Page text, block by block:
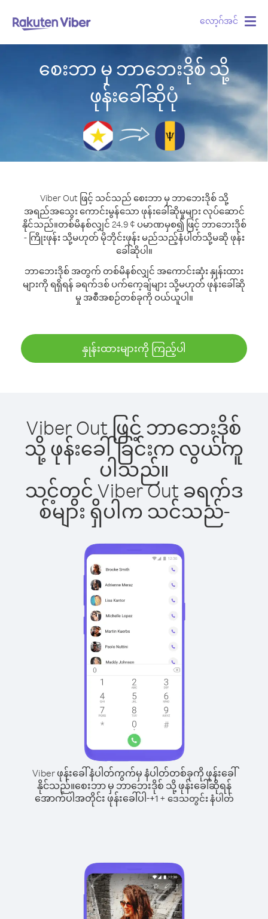
လော့ဂ်အင်
စေးဘာ မှ ဘာဘေးဒိုစ် သို့
ဖုန်းခေါ်ဆိုပုံ
Viber Out ဖြင့် သင်သည် စေးဘာ မှ ဘာဘေးဒိုစ် သို့
အရည်အသွေး ကောင်းမွန်သော ဖုန်းခေါ်ဆိုမှုများ လုပ်ဆောင်
နိုင်သည်။တစ်မိနစ်လျှင် 24.9 ¢ ပမာဏမှစ၍ ဖြင့် ဘာဘေးဒိုစ်
- ကြိုးဖုန်း သို့မဟုတ် မိုဘိုင်းဖုန်း မည်သည့်နံပါတ်သို့မဆို ဖုန်း
ခေါ်ဆိုပါ။
ဘာဘေးဒိုစ် အတွက် တစ်မိနစ်လျှင် အကောင်းဆုံး နှုန်းထား
များကို ရရှိရန် ခရက်ဒစ် ပက်ကေ့ချ်များ သို့မဟုတ် ဖုန်းခေါ်ဆို
မှု အစီအစဉ်တစ်ခုကို ဝယ်ယူပါ။
နှုန်းထားများကို ကြည့်ပါ
Viber Out ဖြင့် ဘာဘေးဒိုစ်
သို့ ဖုန်းခေါ်ခြင်းက လွယ်ကူ
ပါသည်။
သင့်တွင် Viber Out ခရက်ဒ
စ်များ ရှိပါက သင်သည်-
Viber ဖုန်းခေါ်နံပါတ်ကွက်မှ နံပါတ်တစ်ခုကို ဖုန်းခေါ်
နိုင်သည်။စေးဘာ မှ ဘာဘေးဒိုစ် သို့ ဖုန်းခေါ်ဆိုရန်
အောက်ပါအတိုင်း ဖုန်းခေါ်ပါ-+1+ ဒေသတွင်း နံပါတ်